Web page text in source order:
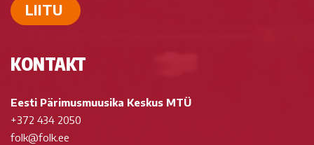
LIITU
KONTAKT
Eesti Pärimusmuusika Keskus MTÜ
+372 434 2050
folk@folk.ee